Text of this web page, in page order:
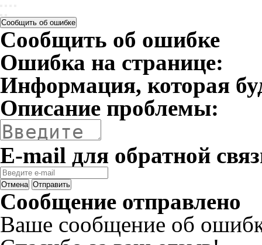
Сообщить об ошибке
Сообщить об ошибке
Ошибка на странице:
Информация, которая
Описание проблемы:
E-mail для обратной
Отмена Отправить
Сообщение отправлено
Ваше сообщение об